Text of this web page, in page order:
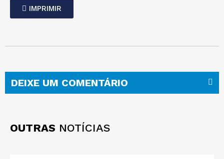
IMPRIMIR
DEIXE UM COMENTÁRIO
OUTRAS NOTÍCIAS